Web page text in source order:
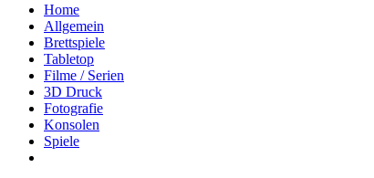
Home
Allgemein
Brettspiele
Tabletop
Filme / Serien
3D Druck
Fotografie
Konsolen
Spiele